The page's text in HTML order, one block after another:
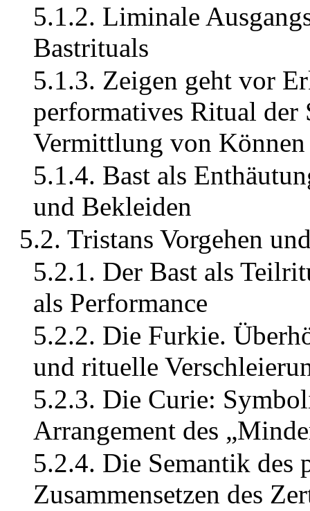
5.1.2. Liminale
Bastrituals
5.1.3. Zeigen geht vor
performatives Ritual
Vermittlung von Können
5.1.4. Bast als
und Bekleiden
5.2. Tristans Vorgehen
5.2.1. Der Bast als
als Performance
5.2.2. Die Furkie.
und rituelle
5.2.3. Die Curie:
Arrangement des
5.2.4. Die Semantik des
Zusammensetzen des